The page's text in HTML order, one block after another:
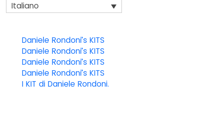
Italiano
Daniele Rondoni’s KITS
Daniele Rondoni’s KITS
Daniele Rondoni’s KITS
Daniele Rondoni’s KITS
I KIT di Daniele Rondoni.